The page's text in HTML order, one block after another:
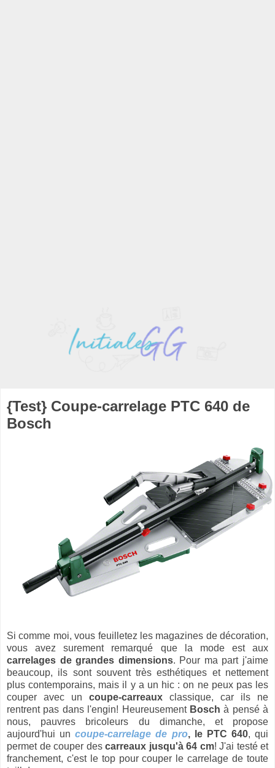
{Test} Coupe-carrelage PTC 640 de
Bosch
Si comme moi, vous feuilletez les magazines de décoration,
vous avez surement remarqué que la mode est aux
carrelages de grandes dimensions. Pour ma part j'aime
beaucoup, ils sont souvent très esthétiques et nettement
plus contemporains, mais il y a un hic : on ne peux pas les
couper avec un coupe-carreaux classique, car ils ne
rentrent pas dans l'engin! Heureusement Bosch à pensé à
nous, pauvres bricoleurs du dimanche, et propose
aujourd'hui uncoupe-carrelage de pro, le PTC 640, qui
permet de couper des carreaux jusqu'à 64 cm! J'ai testé et
franchement, c'est le top pour couper le carrelage de toute